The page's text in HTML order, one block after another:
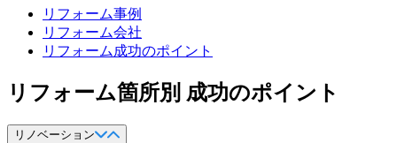
リフォーム事例
リフォーム会社
リフォーム成功のポイント
リフォーム箇所別 成功のポイント
リノベーション